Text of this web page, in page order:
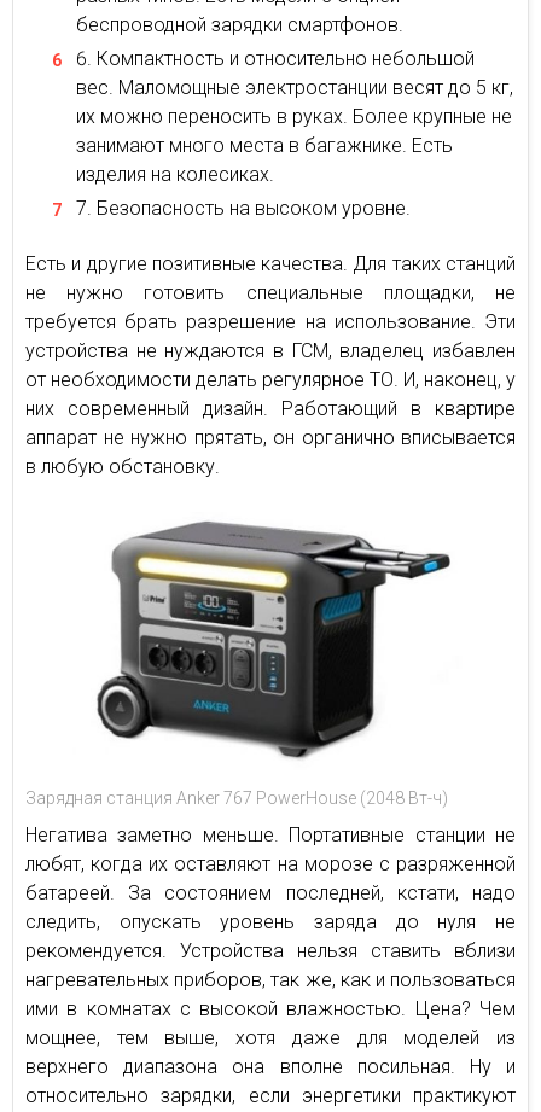
беспроводной зарядки смартфонов.
Компактность и относительно небольшой
вес. Маломощные электростанции весят до 5 кг,
их можно переносить в руках. Более крупные не
занимают много места в багажнике. Есть
изделия на колесиках.
Безопасность на высоком уровне.
Есть и другие позитивные качества. Для таких станций
не нужно готовить специальные площадки, не
требуется брать разрешение на использование. Эти
устройства не нуждаются в ГСМ, владелец избавлен
от необходимости делать регулярное ТО. И, наконец, у
них современный дизайн. Работающий в квартире
аппарат не нужно прятать, он органично вписывается
в любую обстановку.
Зарядная станция Anker 767 PowerHouse (2048 Вт-ч)
Негатива заметно меньше. Портативные станции не
любят, когда их оставляют на морозе с разряженной
батареей. За состоянием последней, кстати, надо
следить, опускать уровень заряда до нуля не
рекомендуется. Устройства нельзя ставить вблизи
нагревательных приборов, так же, как и пользоваться
ими в комнатах с высокой влажностью. Цена? Чем
мощнее, тем выше, хотя даже для моделей из
верхнего диапазона она вполне посильная. Ну и
относительно зарядки, если энергетики практикуют